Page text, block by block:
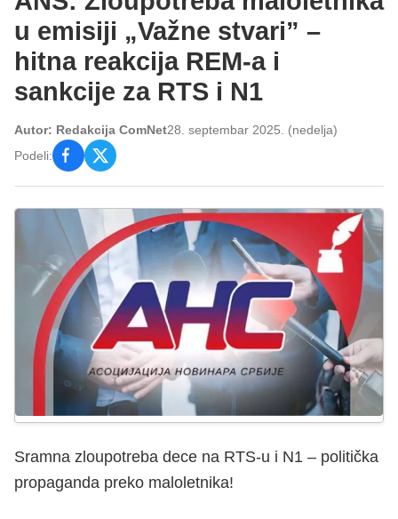
O nama
Kontakt
u emisiji „Važne stvari” –
hitna reakcija REM-a i
sankcije za RTS i N1
Autor: Redakcija ComNet28. septembar 2025. (nedelja)
Podeli:
Sramna zloupotreba dece na RTS-u i N1 – politička
propaganda preko maloletnika!